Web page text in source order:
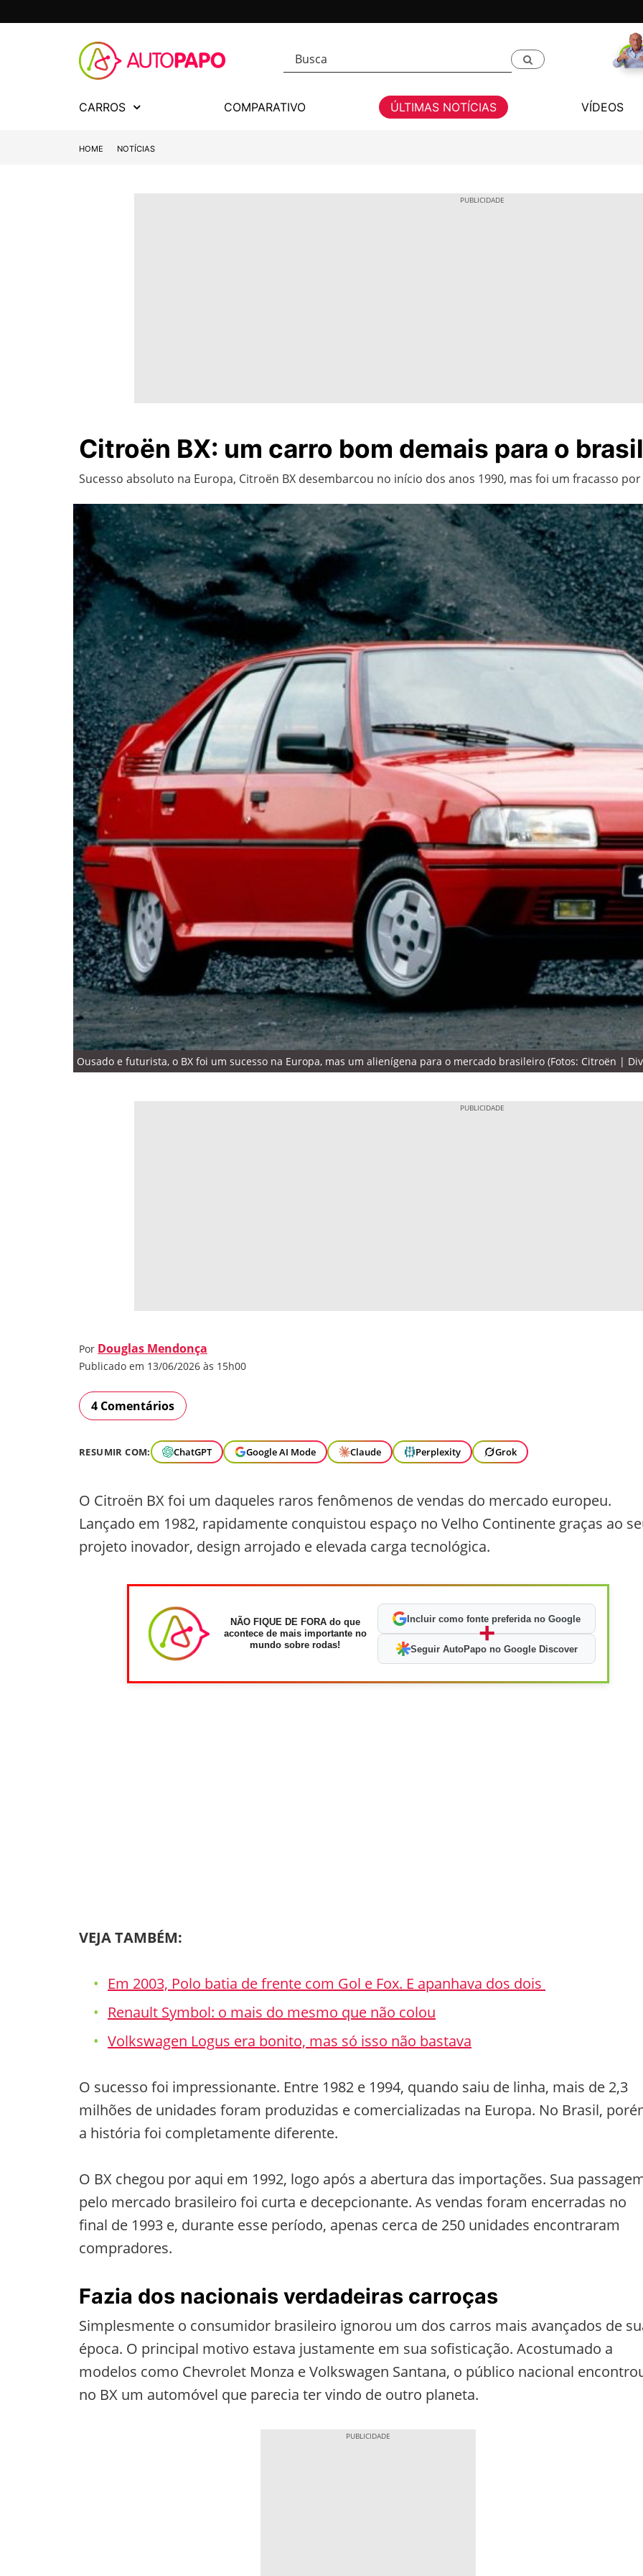
CARROS COMPARATIVO ÚLTIMAS NOTÍCIAS VÍDEOS
HOME NOTÍCIAS
Citroën BX: um carro bom demais para o
Sucesso absoluto na Europa, Citroën BX desembarcou no início dos anos 1990, mas foi um fracasso
Ousado e futurista, o BX foi um sucesso na Europa, mas um alienígena para o mercado brasileiro (Fotos: Citroën |
Por Douglas Mendonça
Publicado em 13/06/2026 às 15h00
4 Comentários
RESUMIR COM: ChatGPT Google AI Mode Claude Perplexity Grok
O Citroën BX foi um daqueles raros fenômenos de vendas do mercado europeu.
Lançado em 1982, rapidamente conquistou espaço no Velho Continente graças ao
projeto inovador, design arrojado e elevada carga tecnológica.
NÃO FIQUE DE FORA do que
acontece de mais importante no
mundo sobre rodas!
Incluir como fonte preferida no Google
+
Seguir AutoPapo no Google Discover
VEJA TAMBÉM:
Em 2003, Polo batia de frente com Gol e Fox. E apanhava dos dois
Renault Symbol: o mais do mesmo que não colou
Volkswagen Logus era bonito, mas só isso não bastava
O sucesso foi impressionante. Entre 1982 e 1994, quando saiu de linha, mais de 2,3
milhões de unidades foram produzidas e comercializadas na Europa. No Brasil,
a história foi completamente diferente.
O BX chegou por aqui em 1992, logo após a abertura das importações. Sua
pelo mercado brasileiro foi curta e decepcionante. As vendas foram encerradas no
final de 1993 e, durante esse período, apenas cerca de 250 unidades encontraram
compradores.
Fazia dos nacionais verdadeiras carroças
Simplesmente o consumidor brasileiro ignorou um dos carros mais avançados de
época. O principal motivo estava justamente em sua sofisticação. Acostumado a
modelos como Chevrolet Monza e Volkswagen Santana, o público nacional
no BX um automóvel que parecia ter vindo de outro planeta.